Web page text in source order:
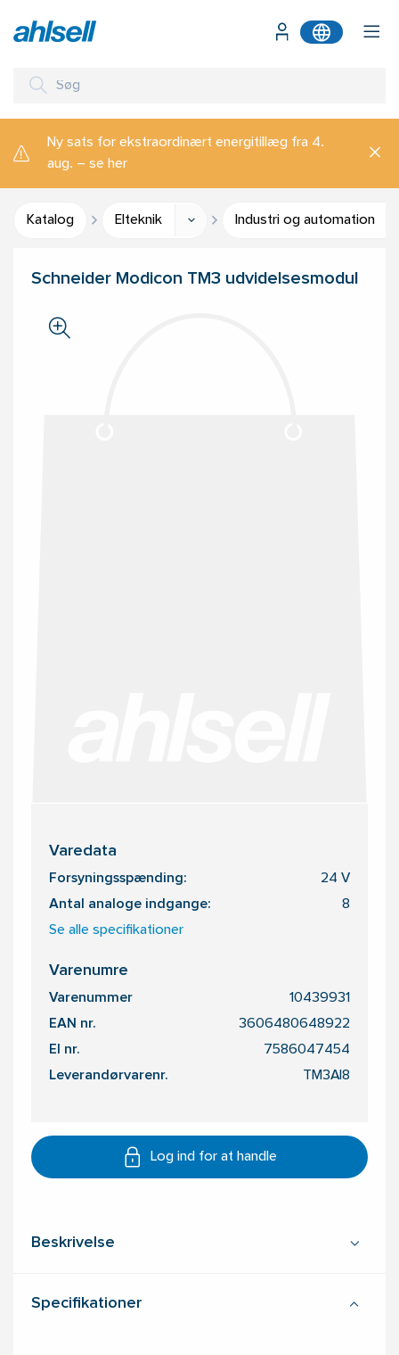
Ny sats for ekstraordinært energitillæg fra 4.
aug. – se her
Katalog Elteknik Industri og automation
Schneider Modicon TM3 udvidelsesmodul
Varedata
Forsyningsspænding: 24 V
Antal analoge indgange: 8
Se alle specifikationer
Varenumre
Varenummer 10439931
EAN nr. 3606480648922
El nr. 7586047454
Leverandørvarenr. TM3AI8
Log ind for at handle
Beskrivelse
Specifikationer